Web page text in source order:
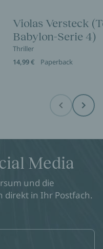
Violas Versteck
Babylon-Serie 4)
Thriller
14,99 €
Paperback
Before Next
Media
und die
in Ihr Postfach.